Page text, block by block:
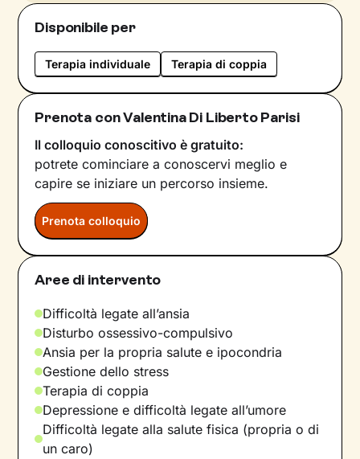
Disponibile per
Terapia individuale Terapia di coppia
Prenota con Valentina Di Liberto Parisi
Il colloquio conoscitivo è gratuito:
potrete cominciare a conoscervi meglio e
capire se iniziare un percorso insieme.
Prenota colloquio
Aree di intervento
Difficoltà legate all’ansia
Disturbo ossessivo-compulsivo
Ansia per la propria salute e ipocondria
Gestione dello stress
Terapia di coppia
Depressione e difficoltà legate all’umore
Difficoltà legate alla salute fisica (propria o di
un caro)